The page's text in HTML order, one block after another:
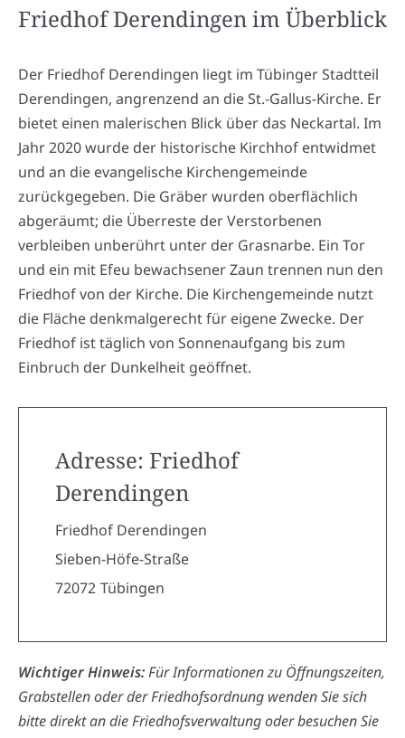
Friedhof Derendingenim Überblick
Der Friedhof Derendingen liegt im Tübinger Stadtteil
Derendingen, angrenzend an die St.-Gallus-Kirche. Er
bietet einen malerischen Blick über das Neckartal. Im
Jahr 2020 wurde der historische Kirchhof entwidmet
und an die evangelische Kirchengemeinde
zurückgegeben. Die Gräber wurden oberflächlich
abgeräumt; die Überreste der Verstorbenen
verbleiben unberührt unter der Grasnarbe. Ein Tor
und ein mit Efeu bewachsener Zaun trennen nun den
Friedhof von der Kirche. Die Kirchengemeinde nutzt
die Fläche denkmalgerecht für eigene Zwecke. Der
Friedhof ist täglich von Sonnenaufgang bis zum
Einbruch der Dunkelheit geöffnet.
Adresse: Friedhof
Derendingen
Friedhof Derendingen
Sieben-Höfe-Straße
72072 Tübingen
Wichtiger Hinweis:Für Informationen zu Öffnungszeiten,
Grabstellen oder der Friedhofsordnung wenden Sie sich
bitte direkt an die Friedhofsverwaltung oder besuchen Sie